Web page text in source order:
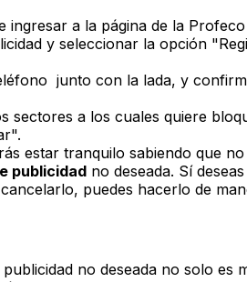
ingresar a la página de la
y seleccionar la opción
junto con la lada, y
sectores a los cuales quiere
estar tranquilo sabiendo que
publicidadno deseada. Sí
puedes hacerlo de
no deseada no solo es